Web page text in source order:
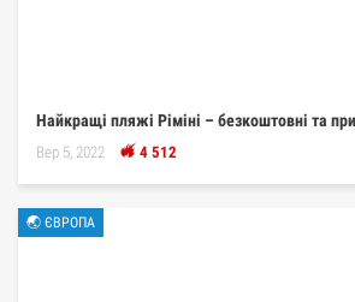
Найкращі пляжі Ріміні – безкоштовні та
Вер 5, 2022 4 512
🌏 ЄВРОПА